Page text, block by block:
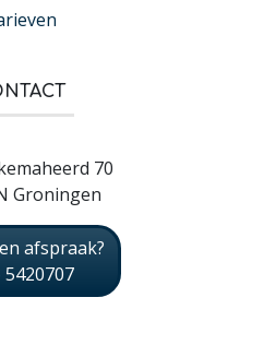
70
Groningen
afspraak?
5420707